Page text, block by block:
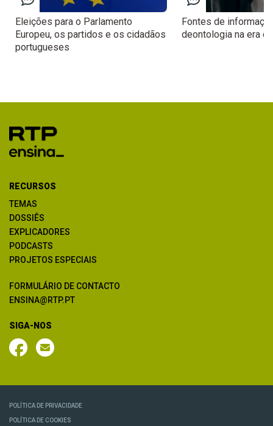
Eleições para o Parlamento
Europeu, os partidos e os cidadãos
portugueses
Fontes de
deontologia na era
RECURSOS
TEMAS
DOSSIÊS
EXPLICADORES
PODCASTS
PROJETOS ESPECIAIS
FORMULÁRIO DE CONTACTO
ENSINA@RTP.PT
SIGA-NOS
POLÍTICA DE PRIVACIDADE
POLÍTICA DE COOKIES